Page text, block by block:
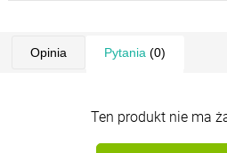
Opinia Pytania (0)
Ten produkt nie ma